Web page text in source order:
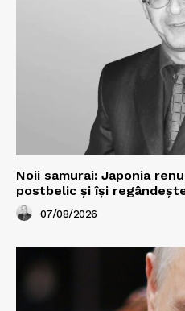
Noii samurai: Japonia
postbelic și își
07/08/2026